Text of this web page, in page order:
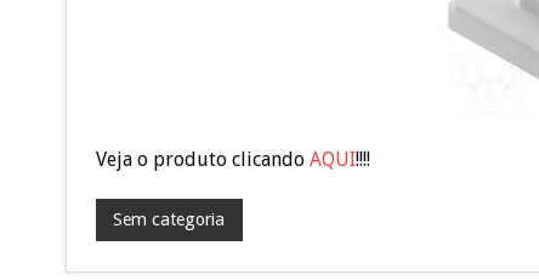
Veja o produto clicando AQUI!!!!
Sem categoria